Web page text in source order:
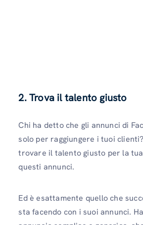
2. Trova il talento giusto
Chi ha detto che gli annunci di
solo per raggiungere i tuoi
trovare il talento giusto per la
questi annunci.
Ed è esattamente quello che
sta facendo con i suoi annunci.